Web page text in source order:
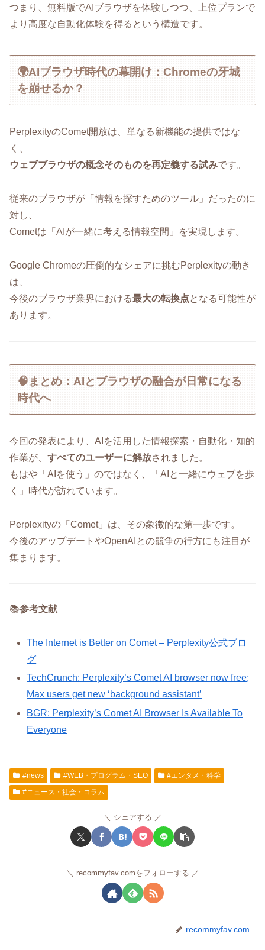
つまり、無料版でAIブラウザを体験しつつ、上位プランで
より高度な自動化体験を得るという構造です。
🌍AIブラウザ時代の幕開け：Chromeの牙城
を崩せるか？
PerplexityのComet開放は、単なる新機能の提供ではな
く、
ウェブブラウザの概念そのものを再定義する試みです。
従来のブラウザが「情報を探すためのツール」だったのに
対し、
Cometは「AIが一緒に考える情報空間」を実現します。
Google Chromeの圧倒的なシェアに挑むPerplexityの動き
は、
今後のブラウザ業界における最大の転換点となる可能性が
あります。
🧠まとめ：AIとブラウザの融合が日常になる
時代へ
今回の発表により、AIを活用した情報探索・自動化・知的
作業が、 すべてのユーザーに解放されました。
もはや「AIを使う」のではなく、「AIと一緒にウェブを歩
く」時代が訪れています。
Perplexityの「Comet」は、その象徴的な第一歩です。
今後のアップデートやOpenAIとの競争の行方にも注目が
集まります。
📚参考文献
The Internet is Better on Comet – Perplexity公式ブロ
グ
TechCrunch: Perplexity’s Comet AI browser now free;
Max users get new ‘background assistant’
BGR: Perplexity’s Comet AI Browser Is Available To
Everyone
#news #WEB・プログラム・SEO
#エンタメ・科学
#ニュース・社会・コラム
シェアする
recommyfav.comをフォローする
recommyfav.com